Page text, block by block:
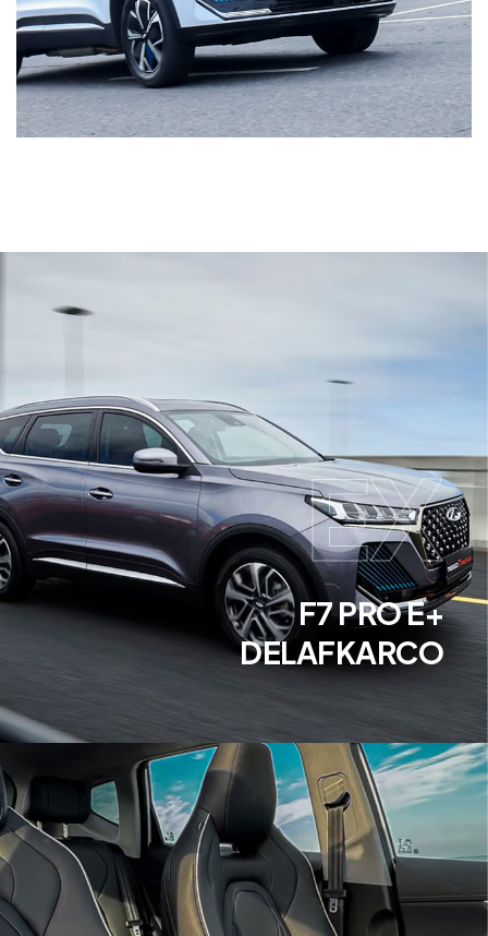
EX
+F7 PRO E
DELAFKARCO